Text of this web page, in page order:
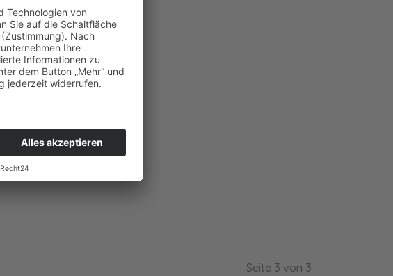
Seite 3 von 3